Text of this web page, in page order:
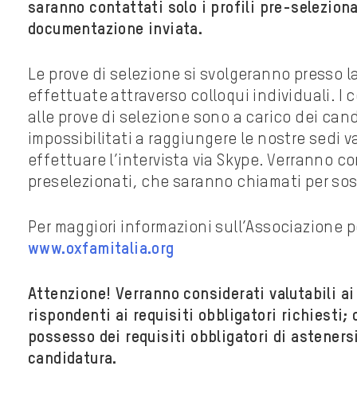
saranno contattati solo i profili pre-
documentazione inviata.
Le prove di selezione si svolgeranno presso
effettuate attraverso colloqui individuali. I
alle prove di selezione sono a carico dei
impossibilitati a raggiungere le nostre sedi
effettuare l’intervista via Skype. Verranno
preselezionati, che saranno chiamati per
Per maggiori informazioni
www.oxfamitalia.org
Attenzione! Verranno considerati valutabili
rispondenti ai requisiti obbligatori richiesti;
possesso dei requisiti obbligatori di
candidatura.